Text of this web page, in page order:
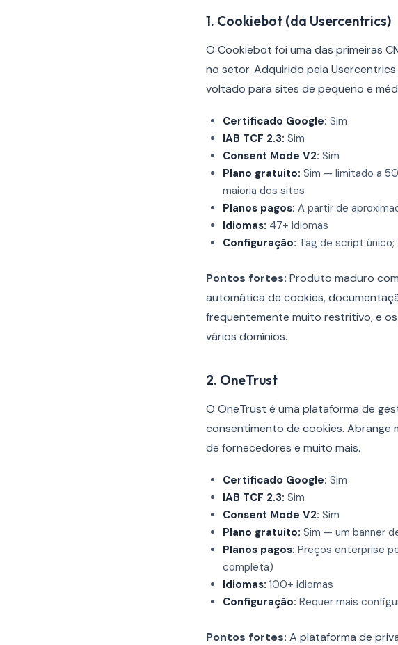
1. Cookiebot (da Usercentrics)
O Cookiebot foi uma das primeiras
no setor. Adquirido pela
voltado para sites de pequeno e
Certificado Google: Sim
IAB TCF 2.3: Sim
Consent Mode V2: Sim
Plano gratuito: Sim — limitado a
maioria dos sites
Planos pagos: A partir de
Idiomas: 47+ idiomas
Configuração: Tag de script
Pontos fortes: Produto maduro
automática de cookies,
frequentemente muito restritivo, e
vários domínios.
2. OneTrust
O OneTrust é uma plataforma de
consentimento de cookies. Abrange
de fornecedores e muito mais.
Certificado Google: Sim
IAB TCF 2.3: Sim
Consent Mode V2: Sim
Plano gratuito: Sim — um banner
Planos pagos: Preços enterprise
completa)
Idiomas: 100+ idiomas
Configuração: Requer mais
Pontos fortes: A plataforma de